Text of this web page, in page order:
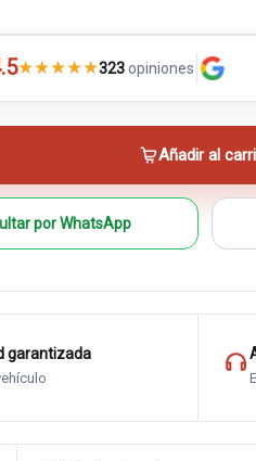
★★★★★323opiniones
Añadir al
por WhatsApp
garantizada